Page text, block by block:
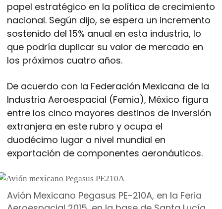
papel estratégico en la política de crecimiento
nacional. Según dijo, se espera un incremento
sostenido del 15% anual en esta industria, lo
que podría duplicar su valor de mercado en
los próximos cuatro años.
De acuerdo con la Federación Mexicana de la
Industria Aeroespacial (Femia), México figura
entre los cinco mayores destinos de inversión
extranjera en este rubro y ocupa el
duodécimo lugar a nivel mundial en
exportación de componentes aeronáuticos.
Avión Mexicano Pegasus PE-210A, en la Feria